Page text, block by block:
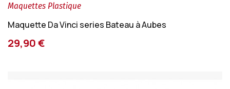
Maquettes Plastique
Maquette Da Vinci series Bateau à Aubes
29,90 €